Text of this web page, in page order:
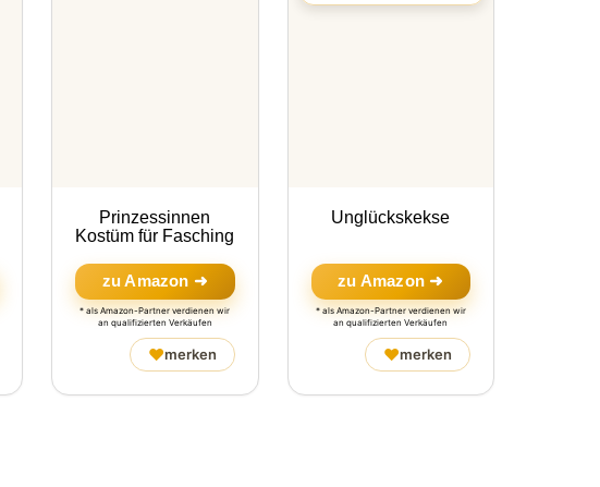
Prinzessinnen
Kostüm für Fasching
zu Amazon ➜
* als Amazon-Partner verdienen wir
an qualifizierten Verkäufen
♥merken
Unglückskekse
zu Amazon ➜
* als Amazon-Partner verdienen wir
an qualifizierten Verkäufen
♥merken